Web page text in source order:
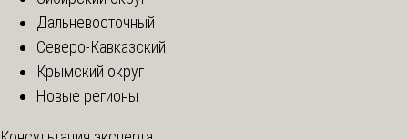
Дальневосточный
Северо-Кавказский
Крымский округ
Новые регионы